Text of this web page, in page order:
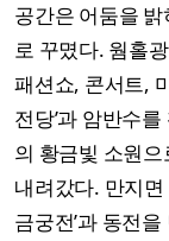
공간은 어둠을
로 꾸몄다. 웜홀
패션쇼, 콘서트,
전당’과 암반수
의 황금빛 소원으
내려갔다. 만지
금궁전’과 동전